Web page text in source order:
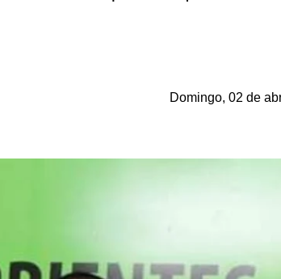
Domingo, 02 de